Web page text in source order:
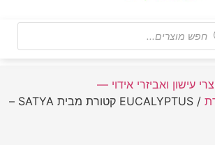
עישון ואביזרי אידוי —
/ EUCALYPTUS קטורת מבית SATYA –